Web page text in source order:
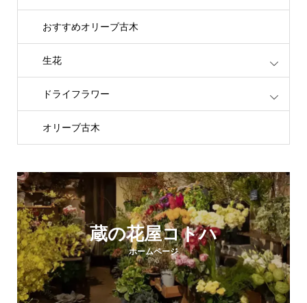
おすすめオリーブ古木
生花
ドライフラワー
オリーブ古木
蔵の花屋コトハ
ホームページ